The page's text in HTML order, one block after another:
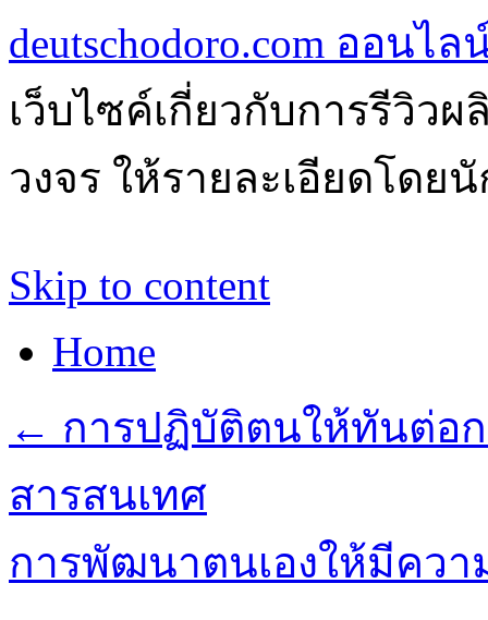
deutschodoro.com ออนไล
เว็บไซค์เกี่ยวกับการรีวิว
วงจร ให้รายละเอียดโดย
Skip to content
Home
← การปฏิบัติตนให้ทันต่อ
สารสนเทศ
การพัฒนาตนเองให้มีคว